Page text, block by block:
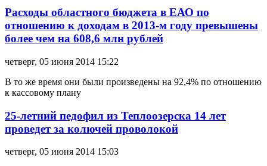
Расходы областного бюджета в ЕАО по
отношению к доходам в 2013-м году превышены
более чем на 608,6 млн рублей
четверг, 05 июня 2014 15:22
В то же время они были произведены на 92,4% по отношению
к кассовому плану
25-летний педофил из Теплоозерска 14 лет
проведет за колючей проволокой
четверг, 05 июня 2014 15:03